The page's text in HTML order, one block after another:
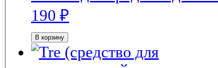
190 ₽
В корзину